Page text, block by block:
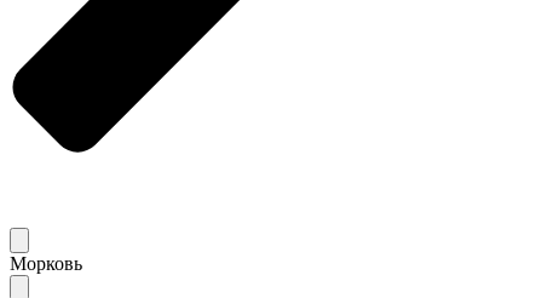
Морковь